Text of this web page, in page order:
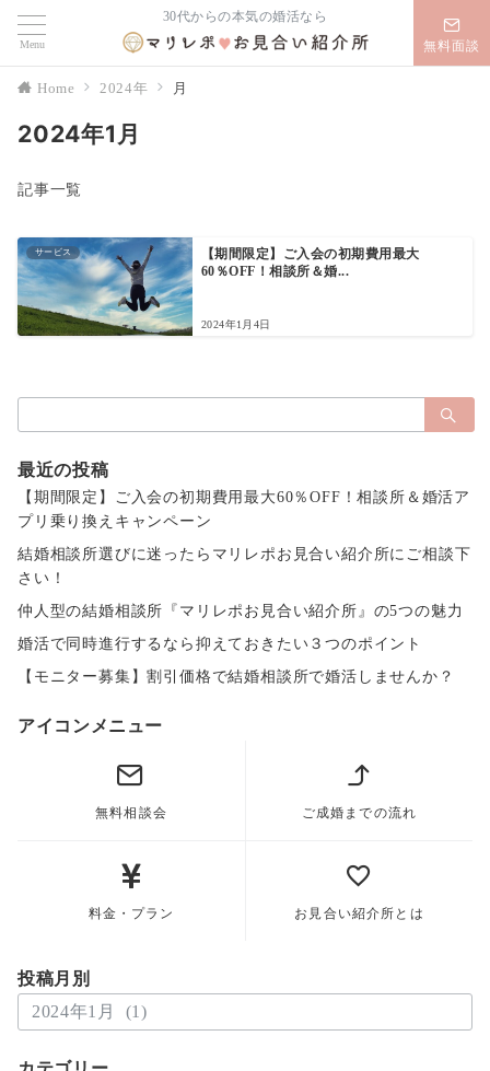
Menu
30代からの本気の婚活なら
無料面談
Home 2024年 月
2024年1月
記事一覧
サービス
【期間限定】ご入会の初期費用最大
60％OFF！相談所＆婚...
2024年1月4日
索：
最近の投稿
【期間限定】ご入会の初期費用最大60％OFF！相談所＆婚活ア
プリ乗り換えキャンペーン
結婚相談所選びに迷ったらマリレポお見合い紹介所にご相談下
さい！
仲人型の結婚相談所『マリレポお見合い紹介所』の5つの魅力
婚活で同時進行するなら抑えておきたい３つのポイント
【モニター募集】割引価格で結婚相談所で婚活しませんか？
アイコンメニュー
無料相談会 ご成婚までの流れ
料金・プラン お見合い紹介所とは
投稿月別
稿